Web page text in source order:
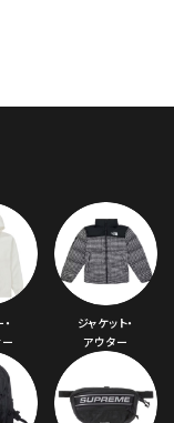
ジャケット・
アウター